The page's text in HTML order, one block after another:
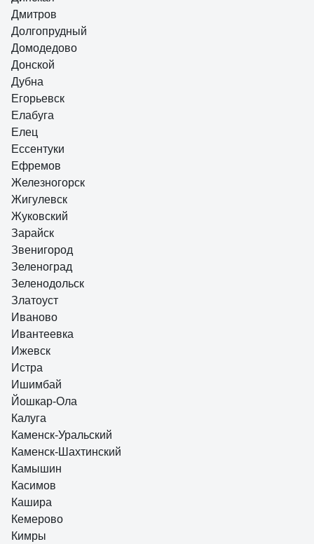
Дмитров
Долгопрудный
Домодедово
Донской
Дубна
Егорьевск
Елабуга
Елец
Ессентуки
Ефремов
Железногорск
Жигулевск
Жуковский
Зарайск
Звенигород
Зеленоград
Зеленодольск
Златоуст
Иваново
Ивантеевка
Ижевск
Истра
Ишимбай
Йошкар-Ола
Калуга
Каменск-Уральский
Каменск-Шахтинский
Камышин
Касимов
Кашира
Кемерово
Кимры